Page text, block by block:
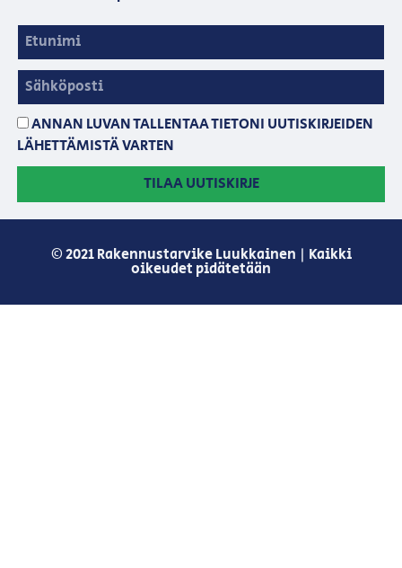
ANNAN LUVAN TALLENTAA TIETONI UUTISKIRJEIDEN
LÄHETTÄMISTÄ VARTEN
TILAA UUTISKIRJE
© 2021 Rakennustarvike Luukkainen | Kaikki
oikeudet pidätetään